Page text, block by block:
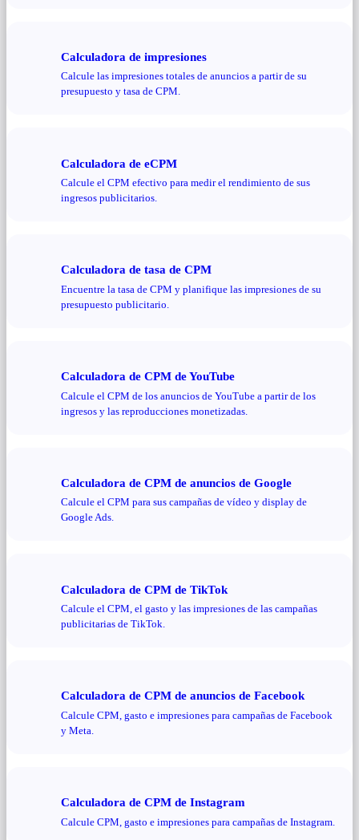
Calculadora de impresiones
Calcule las impresiones totales de anuncios a partir de su
presupuesto y tasa de CPM.
Calculadora de eCPM
Calcule el CPM efectivo para medir el rendimiento de sus
ingresos publicitarios.
Calculadora de tasa de CPM
Encuentre la tasa de CPM y planifique las impresiones de su
presupuesto publicitario.
Calculadora de CPM de YouTube
Calcule el CPM de los anuncios de YouTube a partir de los
ingresos y las reproducciones monetizadas.
Calculadora de CPM de anuncios de Google
Calcule el CPM para sus campañas de vídeo y display de
Google Ads.
Calculadora de CPM de TikTok
Calcule el CPM, el gasto y las impresiones de las campañas
publicitarias de TikTok.
Calculadora de CPM de anuncios de Facebook
Calcule CPM, gasto e impresiones para campañas de Facebook
y Meta.
Calculadora de CPM de Instagram
Calcule CPM, gasto e impresiones para campañas de Instagram.